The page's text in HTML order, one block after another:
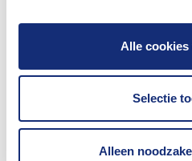
Alle cookies
Selectie
Alleen
Was dit nuttig?
Ja Nee